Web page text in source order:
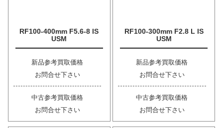
RF100-400mm F5.6-8 IS
USM
新品参考買取価格
お問合せ下さい
中古参考買取価格
お問合せ下さい
RF100-300mm F2.8 L IS
USM
新品参考買取価格
お問合せ下さい
中古参考買取価格
お問合せ下さい